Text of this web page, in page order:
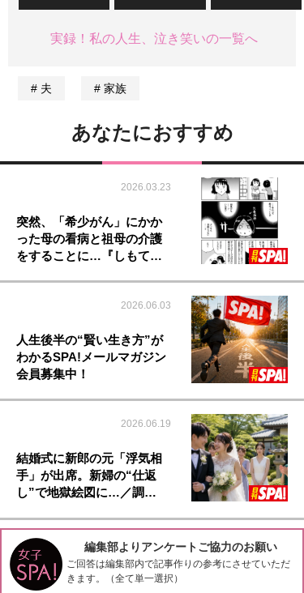
実録！私の人生、泣き笑いの一覧へ
夫 家族
あなたにおすすめ
2026.03.23
突然、「希少がん」にかか
った母の看病と祖母の介護
をすることに…『しもて…
2026.06.03
人生後半の“賢い生き方”が
わかるSPA!メールマガジン
会員募集中！
2026.06.19
結婚式に新郎の元「浮気相
手」が出席。新婦の“仕返
し”で地獄絵図に…／調…